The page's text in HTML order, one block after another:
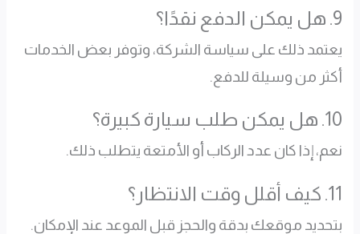
9. هل يمكن الدفع نقدًا؟
يعتمد ذلك على سياسة الشركة، وتوفر بعض الخدمات
أكثر من وسيلة للدفع.
10. هل يمكن طلب سيارة كبيرة؟
نعم، إذا كان عدد الركاب أو الأمتعة يتطلب ذلك.
11. كيف أقلل وقت الانتظار؟
بتحديد موقعك بدقة والحجز قبل الموعد عند الإمكان.